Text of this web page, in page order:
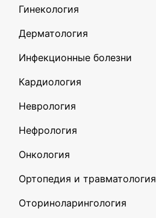
Гинекология
Дерматология
Инфекционные болезни
Кардиология
Неврология
Нефрология
Онкология
Ортопедия и травматология
Оториноларингология